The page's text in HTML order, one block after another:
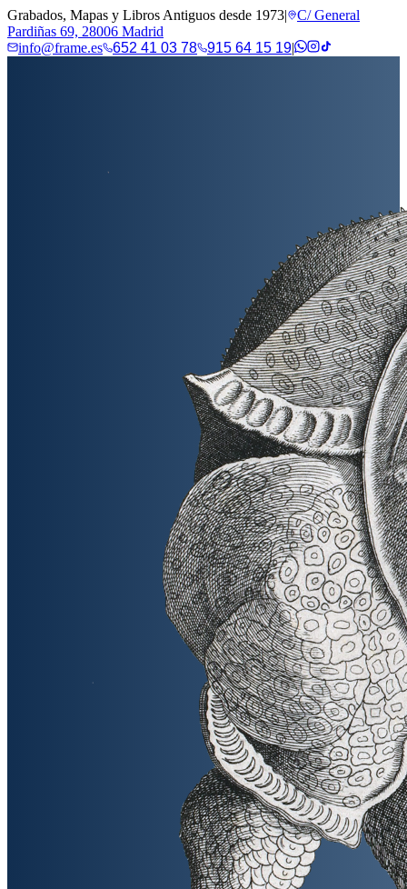
Grabados, Mapas y Libros Antiguos desde 1973|
C/ General
Pardiñas 69, 28006 Madrid
info@frame.es
652 41 03 78 915 64 15 19|